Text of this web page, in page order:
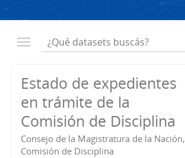
Estado de expedientes
en trámite de la
Comisión de Disciplina
Consejo de la Magistratura de la Nación,
Comisión de Disciplina